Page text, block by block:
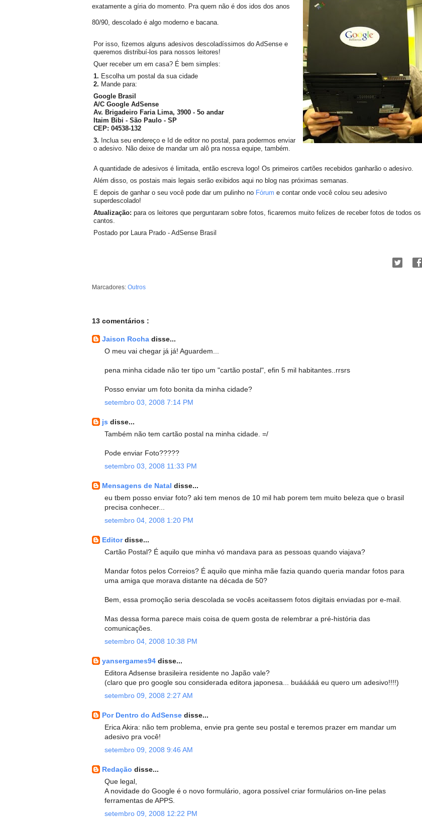
exatamente a gíria do momento. Pra quem não é dos idos dos anos
80/90, descolado é algo moderno e bacana.
Por isso, fizemos alguns adesivos descoladíssimos do AdSense e
queremos distribuí-los para nossos leitores!
Quer receber um em casa? É bem simples:
1. Escolha um postal da sua cidade
2. Mande para:
Google Brasil
A/C Google AdSense
Av. Brigadeiro Faria Lima, 3900 - 5o andar
Itaim Bibi - São Paulo - SP
CEP: 04538-132
3. Inclua seu endereço e Id de editor no postal, para podermos enviar
o adesivo. Não deixe de mandar um alô pra nossa equipe, também.
A quantidade de adesivos é limitada, então escreva logo! Os primeiros cartões recebidos ganharão o adesivo.
Além disso, os postais mais legais serão exibidos aqui no blog nas próximas semanas.
E depois de ganhar o seu você pode dar um pulinho no Fórum e contar onde você colou seu adesivo
superdescolado!
Atualização: para os leitores que perguntaram sobre fotos, ficaremos muito felizes de receber fotos de todos os
cantos.
Postado por Laura Prado - AdSense Brasil
Marcadores: Outros
13 comentários :
Jaison Rocha disse...
O meu vai chegar já já! Aguardem...
pena minha cidade não ter tipo um "cartão postal", efin 5 mil habitantes..rrsrs
Posso enviar um foto bonita da minha cidade?
setembro 03, 2008 7:14 PM
js disse...
Também não tem cartão postal na minha cidade. =/
Pode enviar Foto?????
setembro 03, 2008 11:33 PM
Mensagens de Natal disse...
eu tbem posso enviar foto? aki tem menos de 10 mil hab porem tem muito beleza que o brasil
precisa conhecer...
setembro 04, 2008 1:20 PM
Editordisse...
Cartão Postal? É aquilo que minha vó mandava para as pessoas quando viajava?
Mandar fotos pelos Correios? É aquilo que minha mãe fazia quando queria mandar fotos para
uma amiga que morava distante na década de 50?
Bem, essa promoção seria descolada se vocês aceitassem fotos digitais enviadas por e-mail.
Mas dessa forma parece mais coisa de quem gosta de relembrar a pré-história das
comunicações.
setembro 04, 2008 10:38 PM
yansergames94 disse...
Editora Adsense brasileira residente no Japão vale?
(claro que pro google sou considerada editora japonesa... buááááá eu quero um adesivo!!!!)
setembro 09, 2008 2:27 AM
Por Dentro do AdSense disse...
Erica Akira: não tem problema, envie pra gente seu postal e teremos prazer em mandar um
adesivo pra você!
setembro 09, 2008 9:46 AM
Redação disse...
Que legal,
A novidade do Google é o novo formulário, agora possível criar formulários on-line pelas
ferramentas de APPS.
setembro 09, 2008 12:22 PM